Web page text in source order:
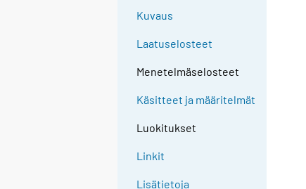
Kuvaus
Laatuselosteet
Menetelmäselosteet
Käsitteet ja määritelmät
Luokitukset
Linkit
Lisätietoja